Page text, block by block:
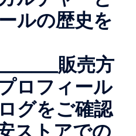
ルの歴史を
販売方
ロフィール
グをご確認
ストアでの